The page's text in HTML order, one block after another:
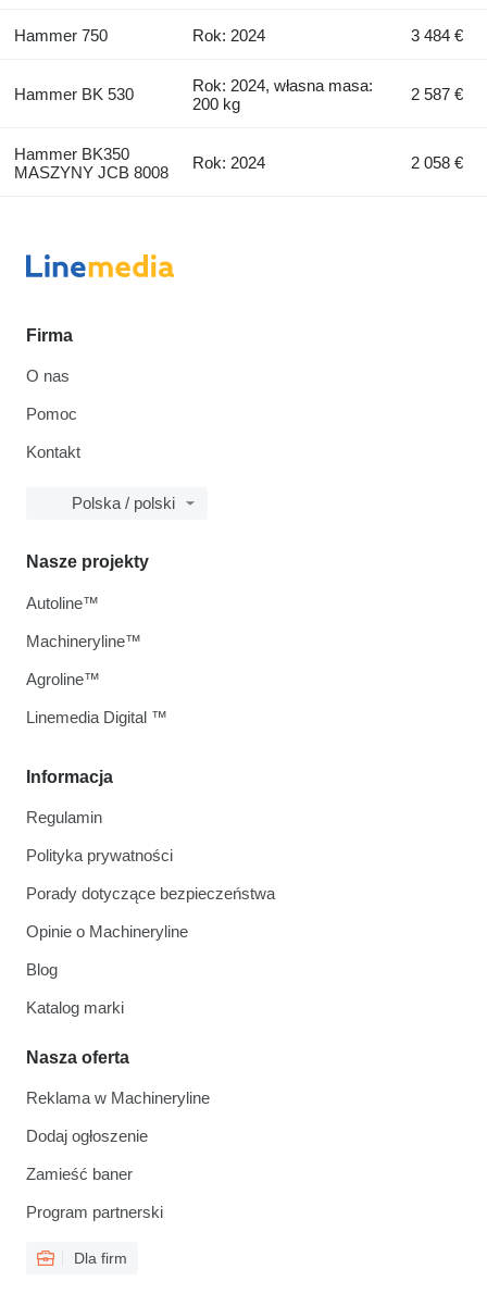
Hammer 750 Rok: 2024 3 484 €
Hammer BK 530
Rok: 2024, własna masa:
200 kg
2 587 €
Hammer BK350
MASZYNY JCB 8008
Rok: 2024 2 058 €
Firma
O nas
Pomoc
Kontakt
Polska / polski
Informacja
Regulamin
Polityka prywatności
Porady dotyczące bezpieczeństwa
Opinie o Machineryline
Blog
Katalog marki
Nasza oferta
Reklama w Machineryline
Dodaj ogłoszenie
Zamieść baner
Program partnerski
Dla firm
Nasze projekty
Autoline™
Machineryline™
Agroline™
Linemedia Digital ™